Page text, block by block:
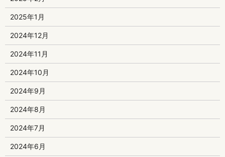
2025年1月
2024年12月
2024年11月
2024年10月
2024年9月
2024年8月
2024年7月
2024年6月